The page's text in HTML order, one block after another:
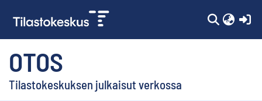
OTOS
Tilastokeskuksen julkaisut verkossa